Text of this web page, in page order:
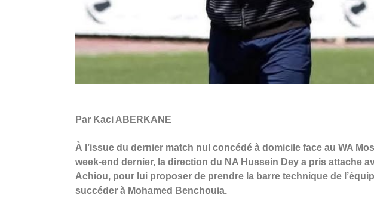
Par Kaci ABERKANE
À l’issue du dernier match nul concédé à domicile face au WA
week-end dernier, la direction du NA Hussein Dey a pris attache
Achiou, pour lui proposer de prendre la barre technique de
succéder à Mohamed Benchouia.